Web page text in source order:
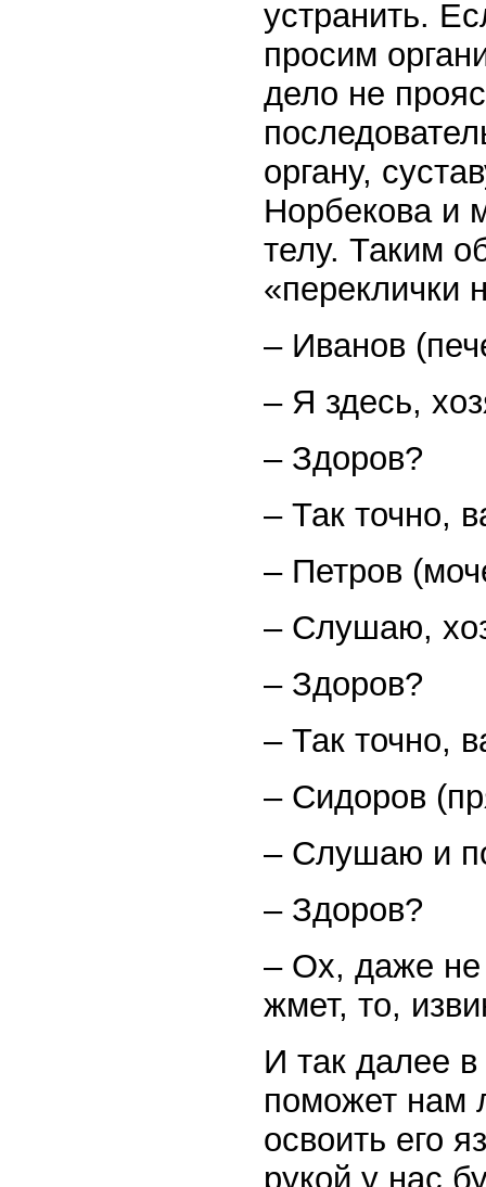
устранить.
просим
дело не
органу,
Норбекова и
телу. Таким
«переклички
– Иванов
– Я здесь,
– Здоров?
– Так точно,
– Петров
– Слушаю,
– Здоров?
– Так точно,
– Сидоров
– Слушаю и
– Здоров?
– Ох, даже не
жмет, то,
И так далее
поможет нам
освоить его
рукой у нас